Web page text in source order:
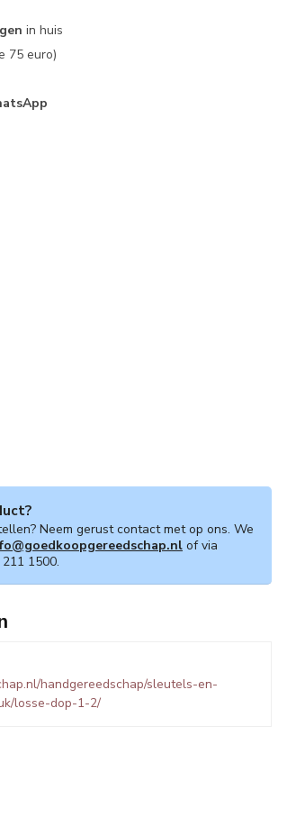
in huis
75 euro)
Neem gerust contact met op ons. We
of via
1500.
handgereedschap/sleutels-en-
losse-dop-1-2/